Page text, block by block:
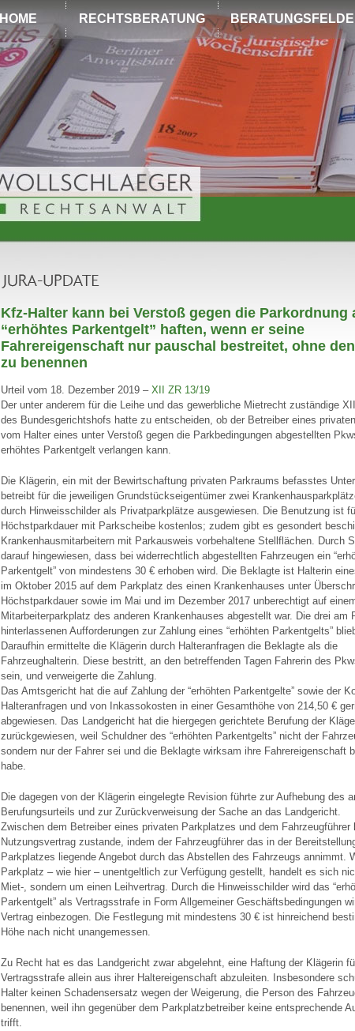
HOME RECHTSBERATUNG
Kfz-Halter kann bei Verstoß gegen die Parkordnung
“erhöhtes Parkentgelt” haften, wenn er seine
Fahrereigenschaft nur pauschal bestreitet, ohne
zu benennen
Urteil vom 18. Dezember 2019 – XII ZR 13/19
Der unter anderem für die Leihe und das gewerbliche Mietrecht zuständige
des Bundesgerichtshofs hatte zu entscheiden, ob der Betreiber eines
vom Halter eines unter Verstoß gegen die Parkbedingungen abgestellten
erhöhtes Parkentgelt verlangen kann.
Die Klägerin, ein mit der Bewirtschaftung privaten Parkraums befasstes
betreibt für die jeweiligen Grundstückseigentümer zwei
durch Hinweisschilder als Privatparkplätze ausgewiesen. Die Benutzung ist
Höchstparkdauer mit Parkscheibe kostenlos; zudem gibt es gesondert
Krankenhausmitarbeitern mit Parkausweis vorbehaltene Stellflächen. Durch
darauf hingewiesen, dass bei widerrechtlich abgestellten Fahrzeugen ein
Parkentgelt” von mindestens 30 € erhoben wird. Die Beklagte ist Halterin
im Oktober 2015 auf dem Parkplatz des einen Krankenhauses unter
Höchstparkdauer sowie im Mai und im Dezember 2017 unberechtigt auf
Mitarbeiterparkplatz des anderen Krankenhauses abgestellt war. Die drei am
hinterlassenen Aufforderungen zur Zahlung eines “erhöhten Parkentgelts”
Daraufhin ermittelte die Klägerin durch Halteranfragen die Beklagte als die
Fahrzeughalterin. Diese bestritt, an den betreffenden Tagen Fahrerin des
sein, und verweigerte die Zahlung.
Das Amtsgericht hat die auf Zahlung der “erhöhten Parkentgelte” sowie der
Halteranfragen und von Inkassokosten in einer Gesamthöhe von 214,50 €
abgewiesen. Das Landgericht hat die hiergegen gerichtete Berufung der
zurückgewiesen, weil Schuldner des “erhöhten Parkentgelts” nicht der
sondern nur der Fahrer sei und die Beklagte wirksam ihre Fahrereigenschaft
habe.
Die dagegen von der Klägerin eingelegte Revision führte zur Aufhebung des
Berufungsurteils und zur Zurückverweisung der Sache an das Landgericht.
Zwischen dem Betreiber eines privaten Parkplatzes und dem Fahrzeugführer
Nutzungsvertrag zustande, indem der Fahrzeugführer das in der
Parkplatzes liegende Angebot durch das Abstellen des Fahrzeugs annimmt.
Parkplatz – wie hier – unentgeltlich zur Verfügung gestellt, handelt es sich
Miet-, sondern um einen Leihvertrag. Durch die Hinweisschilder wird das
Parkentgelt” als Vertragsstrafe in Form Allgemeiner Geschäftsbedingungen
Vertrag einbezogen. Die Festlegung mit mindestens 30 € ist hinreichend
Höhe nach nicht unangemessen.
Zu Recht hat es das Landgericht zwar abgelehnt, eine Haftung der Klägerin
Vertragsstrafe allein aus ihrer Haltereigenschaft abzuleiten. Insbesondere
Halter keinen Schadensersatz wegen der Weigerung, die Person des
benennen, weil ihn gegenüber dem Parkplatzbetreiber keine entsprechende
trifft.